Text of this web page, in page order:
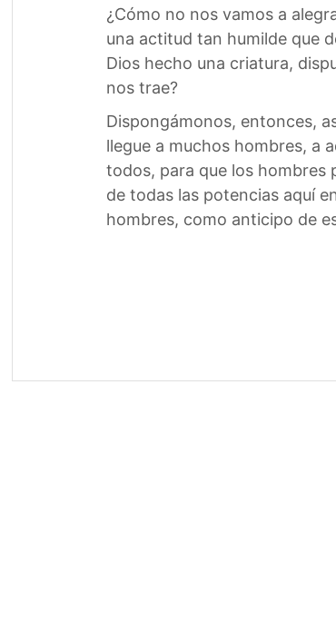
¿Cómo no nos vamos a
una actitud tan humilde que
Dios hecho una criatura,
nos trae?
Dispongámonos, entonces,
llegue a muchos hombres, a
todos, para que los hombres
de todas las potencias aquí
hombres, como anticipo de